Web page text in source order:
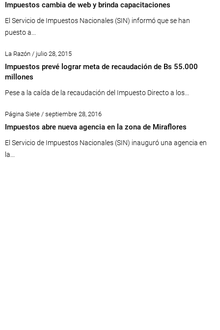
Impuestos cambia de web y brinda capacitaciones
El Servicio de Impuestos Nacionales (SIN) informó que se han
puesto a...
La Razón / julio 28, 2015
Impuestos prevé lograr meta de recaudación de Bs 55.000
millones
Pese a la caída de la recaudación del Impuesto Directo a los...
Página Siete / septiembre 28, 2016
Impuestos abre nueva agencia en la zona de Miraflores
El Servicio de Impuestos Nacionales (SIN) inauguró una agencia en
la...